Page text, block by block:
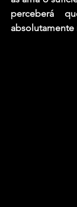
perceberá
absolutamente